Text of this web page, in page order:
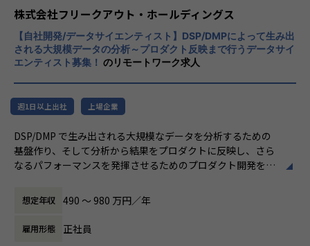
向先の定める職種）
す。
その中でチームを横断的に管理し、プロジェクト全体の品質
管理や業務効率化によりプロジェクトを成功に導く支援をし
ていただきます。
・プロジェクトプロセスの可視化や文書化、マイルストーン
・プロジェクトプロセスの最適化や課題の洗い出し、それに
伴う業務改善提案や再構築（BPR）
・プロジェクトに使用するツールの開発や改善、社内教育
・プロジェクトに関する会議体の設定や議事録の作成、展開
・プロジェクトメンバーへ情報の共有やリマインド 等
◆プロジェクト例
ムの企画・開発は勿論、外販向けもプライム
案件を担当しています。自社には、リサーチ
＆ディベロップメントを専門に行っている統
括部があり、最新技術を他部署が手掛けてい
る案件で利用できないかを検討したり、自社
サービス開発に取り組んでいます。
■ビジネスエンジニアリング領域
またセールス、Webマーケティングに特化し
たアウトソーシングを展開しています。
人材を活かし、組織を活性化して企業のパフ
て、タレントマネジメントシステムや、アル
株式会社フリークアウト・ホールディングス
【自社開発/データサイエンティスト】DSP/DMPによって生み出
される大規模データの分析～プロダクト反映まで行うデータサイ
エンティスト募集！ のリモートワーク求人
週1日以上出社 上場企業
DSP/DMP で生み出される大規模なデータを分析するための
基盤作り、そして分析から結果をプロダクトに反映し、さら
なるパフォーマンスを発揮させるためのプロダクト開発を担
■具体的には…
・大規模データ分析を効率的に行うための基盤やツール群の
整備・開発
想定年収 490 〜 980 万円／年
雇用形態 正社員